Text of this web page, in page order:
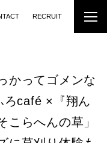
RECRUIT
かってゴメンな
ろcafé ×『翔ん
こらへんの草」